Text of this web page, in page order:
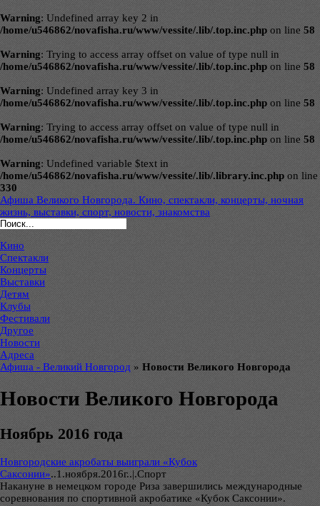
Warning: Undefined array key 2 in
/home/u546862/novafisha.ru/www/vessite/.lib/.top.inc.php on line 58
Warning: Trying to access array offset on value of type null in
/home/u546862/novafisha.ru/www/vessite/.lib/.top.inc.php on line 58
Warning: Undefined array key 3 in
/home/u546862/novafisha.ru/www/vessite/.lib/.top.inc.php on line 58
Warning: Trying to access array offset on value of type null in
/home/u546862/novafisha.ru/www/vessite/.lib/.top.inc.php on line 58
Warning: Undefined variable $text in
/home/u546862/novafisha.ru/www/vessite/.lib/.library.inc.php on line
330
Афиша Великого Новгорода. Кино, спектакли, концерты, ночная
жизнь, выставки, спорт, новости, знакомства
Кино
Спектакли
Концерты
Выставки
Детям
Клубы
Фестивали
Другое
Новости
Адреса
Афиша - Великий Новгород » Новости Великого Новгорода
Новости Великого Новгорода
Ноябрь 2016 года
Новгородские акробаты выиграли «Кубок
Саксонии»..1.ноября.2016г..|.Спорт
Накануне в немецком городе Риза завершились международные
соревнования по спортивной акробатике «Кубок Саксонии».